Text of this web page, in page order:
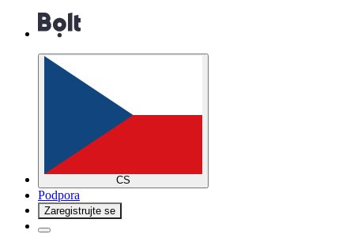
CS
Podpora
Zaregistrujte se